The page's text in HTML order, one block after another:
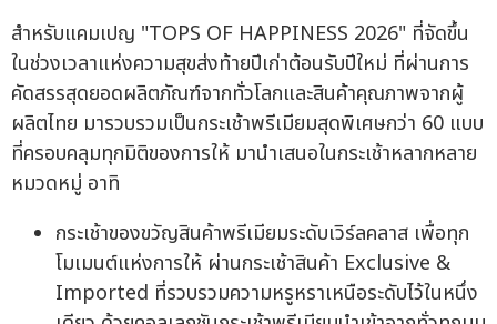
สำหรับแคมเปญ "TOPS OF HAPPINESS 2026" ที่จัดขึ้น
ในช่วงเวลาแห่งความสุขส่งท้ายปีเก่าต้อนรับปีใหม่ ที่ผ่านการ
คัดสรรสุดยอดผลิตภัณฑ์จากทั่วโลกและสินค้าคุณภาพจากผู้
ผลิตไทย มารวบรวมเป็นกระเช้าพรีเมียมสุดพิเศษกว่า 60 แบบ
ที่ครอบคลุมทุกมิติของการให้ มานำเสนอในกระเช้าหลากหลาย
หมวดหมู่ อาทิ
กระเช้าของขวัญสินค้าพรีเมียมระดับเวิร์ลคลาส เพื่อทุก
โมเมนต์แห่งการให้ ผ่านกระเช้าสินค้า Exclusive &
Imported ที่รวบรวมความหรูหราเหนือระดับไว้ในหนึ่ง